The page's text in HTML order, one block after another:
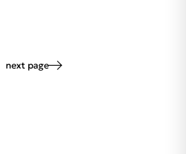
next page